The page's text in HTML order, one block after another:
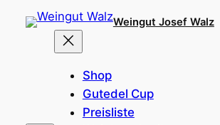
Inhalt
Weingut Josef Walz
Shop
Gutedel Cup
Preisliste